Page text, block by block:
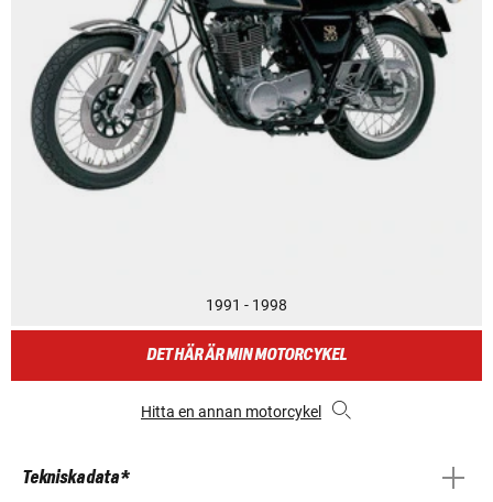
1991 - 1998
DET HÄR ÄR MIN MOTORCYKEL
Hitta en annan motorcykel
Tekniska data *